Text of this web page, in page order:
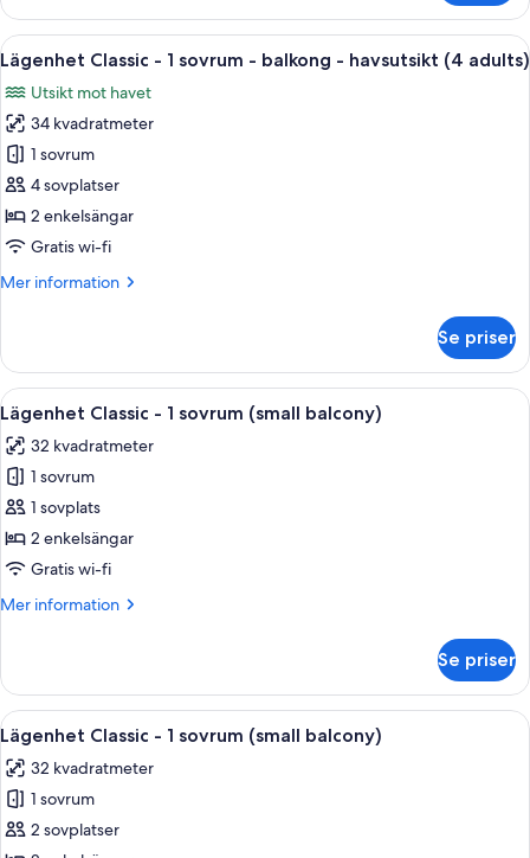
(3
adults
and
1
child)
Classic
1
sovrum
-
balkong
havsutsikt
(3
adults
and
Öppna
alla
foton
för
Lägenhet
Classic
-
1
-
havsutsikt
(4
adults)
Värdeförvaringsskåp på rummet,
9
Lägenhet Classic - 1 sovrum - balkong - havsutsikt (4 adults)
Utsikt mot havet
34 kvadratmeter
1 sovrum
4 sovplatser
2 enkelsängar
Gratis wi-fi
Mer information
Mer
Classic
1
sovrum
balkong
havsutsikt
(4
adults)
Se priser
Öppna
alla
foton
för
Lägenhet
Classic
-
sovrum
Värdeförvaringsskåp på rummet,
9
Lägenhet Classic - 1 sovrum (small balcony)
32 kvadratmeter
1 sovrum
1 sovplats
2 enkelsängar
Gratis wi-fi
Mer information
Mer
Classic
1
sovrum
(small
balcony)
Se priser
Öppna
alla
foton
för
Lägenhet
Värdeförvaringsskåp på rummet,
9
Lägenhet Classic - 1 sovrum (small balcony)
32 kvadratmeter
1 sovrum
2 sovplatser